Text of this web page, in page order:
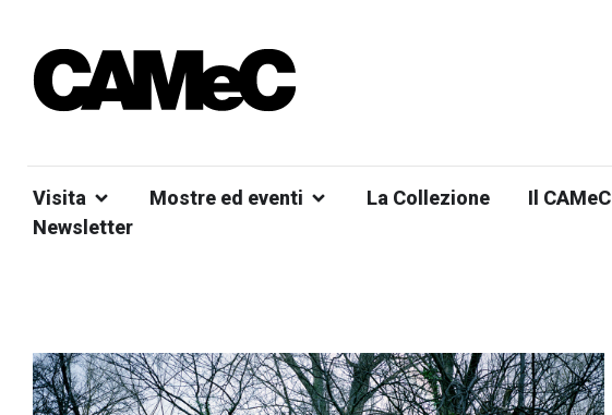
Visita Mostre ed eventi La Collezione Il CAMeC
Newsletter